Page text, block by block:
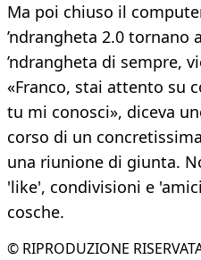
Ma poi chiuso il
’ndrangheta 2.0 tornano
’ndrangheta di sempre,
«Franco, stai attento su
tu mi conosci», diceva
corso di un
una riunione di giunta.
'like', condivisioni e
cosche.
© RIPRODUZIONE